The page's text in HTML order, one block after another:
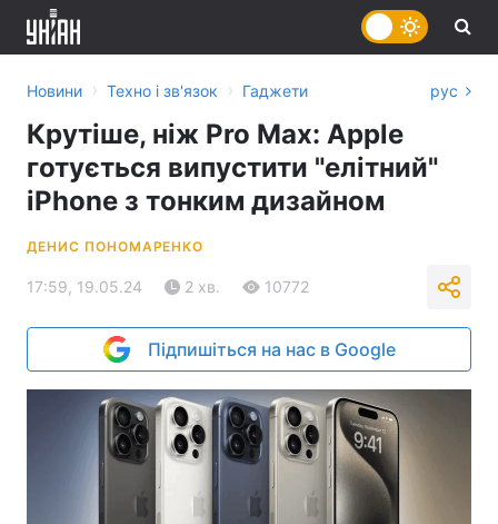
Новини › Техно і зв'язок › Гаджети рус
Крутіше, ніж Pro Max: Apple
готується випустити "елітний"
iPhone з тонким дизайном
ДЕНИС ПОНОМАРЕНКО
17:59, 19.05.24 2 хв. 10772
Підпишіться на нас в Google